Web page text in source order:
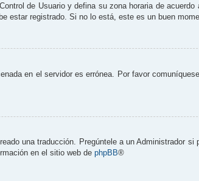
de Usuario y defina su zona horaria de acuerdo
estar registrado. Si no lo está, este es un buen
en el servidor es errónea. Por favor
una traducción. Pregúntele a un Administrador si
en el sitio web de phpBB®